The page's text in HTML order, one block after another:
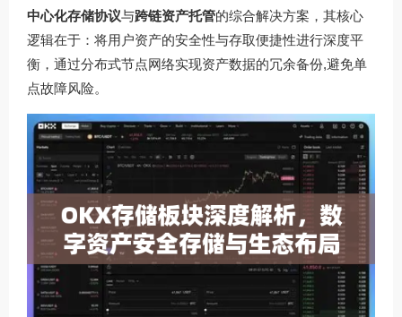
中心化存储协议与跨链资产托管的综合解决方案，其核心
逻辑在于：将用户资产的安全性与存取便捷性进行深度平
衡，通过分布式节点网络实现资产数据的冗余备份,避免单
点故障风险。